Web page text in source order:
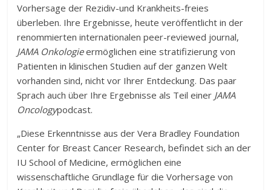
Vorhersage der Rezidiv-und Krankheits-freies
überleben. Ihre Ergebnisse, heute veröffentlicht in der
renommierten internationalen peer-reviewed journal,
JAMA Onkologieermöglichen eine stratifizierung von
Patienten in klinischen Studien auf der ganzen Welt
vorhanden sind, nicht vor Ihrer Entdeckung. Das paar
Sprach auch über Ihre Ergebnisse als Teil einer JAMA
Oncologypodcast.
„Diese Erkenntnisse aus der Vera Bradley Foundation
Center for Breast Cancer Research, befindet sich an der
IU School of Medicine, ermöglichen eine
wissenschaftliche Grundlage für die Vorhersage von